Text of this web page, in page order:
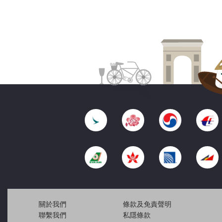
關於我們
聯繫我們
條款及免責聲明
私隱條款